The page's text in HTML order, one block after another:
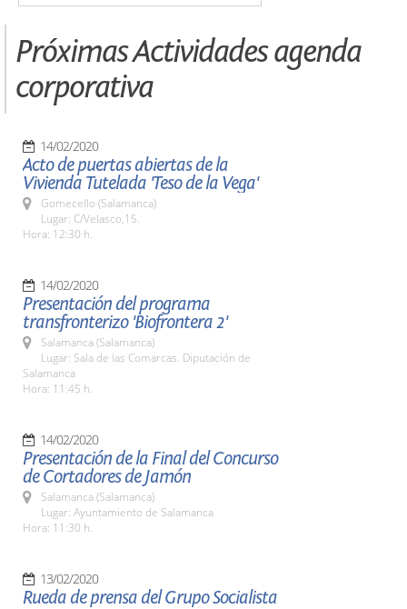
Próximas Actividades agenda
corporativa
14/02/2020
Acto de puertas abiertas de la
Vivienda Tutelada 'Teso de la Vega'
Gomecello (Salamanca)
Lugar: C/Velasco,15.
Hora: 12:30 h.
14/02/2020
Presentación del programa
transfronterizo 'Biofrontera 2'
Salamanca (Salamanca)
Lugar: Sala de las Comarcas. Diputación de
Salamanca
Hora: 11:45 h.
14/02/2020
Presentación de la Final del Concurso
de Cortadores de Jamón
Salamanca (Salamanca)
Lugar: Ayuntamiento de Salamanca
Hora: 11:30 h.
13/02/2020
Rueda de prensa del Grupo Socialista